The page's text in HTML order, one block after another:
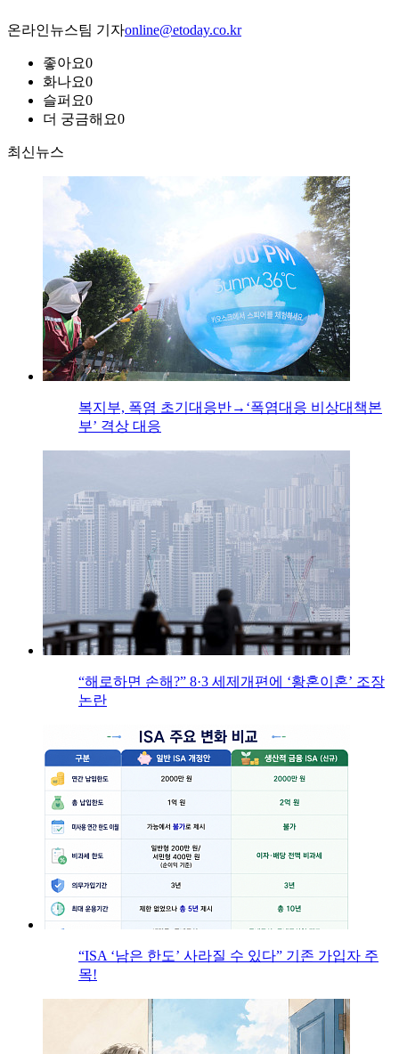
온라인뉴스팀 기자online@etoday.co.kr
좋아요0
화나요0
슬퍼요0
더 궁금해요0
최신뉴스
복지부, 폭염 초기대응반→‘폭염대응 비상대책본
부’ 격상 대응
“해로하면 손해?” 8·3 세제개편에 ‘황혼이혼’ 조장
논란
“ISA ‘남은 한도’ 사라질 수 있다” 기존 가입자 주
목!